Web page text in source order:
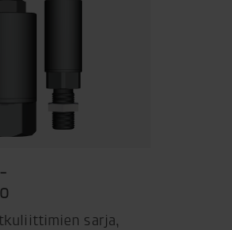
sarja,